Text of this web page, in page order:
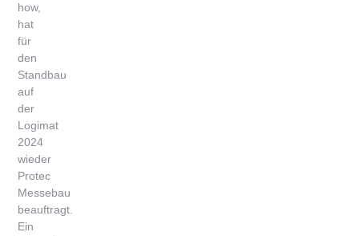
how,
hat
für
den
Standbau
auf
der
Logimat
2024
wieder
Protec
Messebau
beauftragt.
Ein